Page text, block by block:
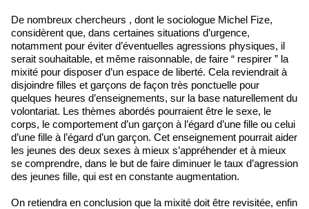
De nombreux chercheurs , dont le sociologue Michel Fize,
considèrent que, dans certaines situations d’urgence,
notamment pour éviter d’éventuelles agressions physiques, il
serait souhaitable, et même raisonnable, de faire “ respirer ” la
mixité pour disposer d’un espace de liberté. Cela reviendrait à
disjoindre filles et garçons de façon très ponctuelle pour
quelques heures d’enseignements, sur la base naturellement du
volontariat. Les thèmes abordés pourraient être le sexe, le
corps, le comportement d’un garçon à l’égard d’une fille ou celui
d’une fille à l’égard d’un garçon. Cet enseignement pourrait aider
les jeunes des deux sexes à mieux s’appréhender et à mieux
se comprendre, dans le but de faire diminuer le taux d’agression
des jeunes fille, qui est en constante augmentation.
On retiendra en conclusion que la mixité doit être revisitée, enfin